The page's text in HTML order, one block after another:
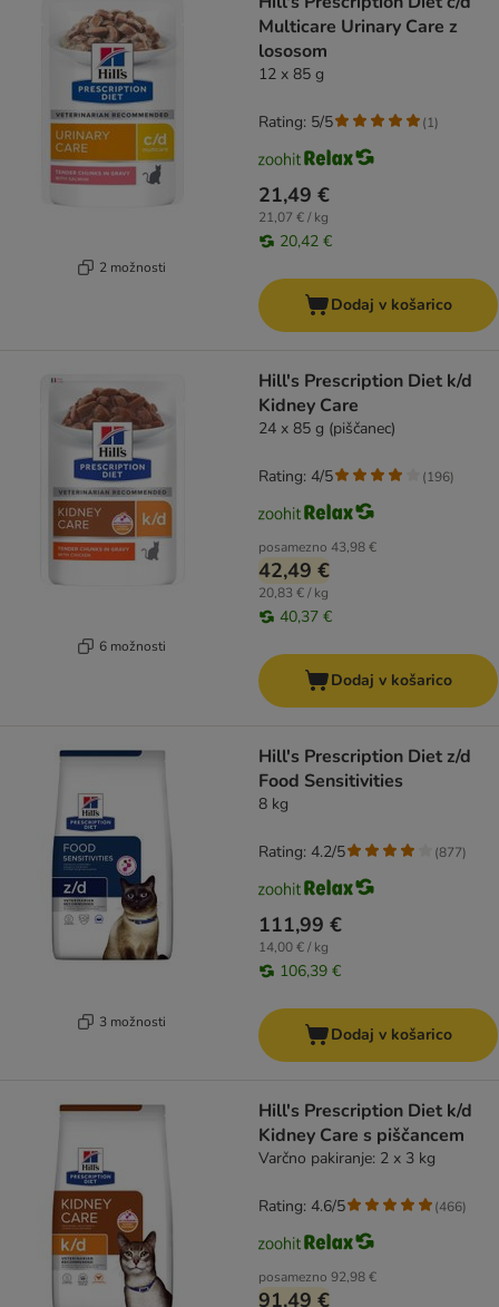
2 možnosti
Multicare Urinary Care z
lososom
12 x 85 g
21,49 €
21,07 € / kg
20,42 €
Rating: 5/5 (1)
Dodaj v košarico
6 možnosti
Hill's Prescription Diet k/d
Kidney Care
24 x 85 g (piščanec)
posamezno 43,98 €
42,49 €
20,83 € / kg
40,37 €
Rating: 4/5 (196)
Dodaj v košarico
3 možnosti
Hill's Prescription Diet z/d
Food Sensitivities
8 kg
111,99 €
14,00 € / kg
106,39 €
Rating: 4.2/5 (877)
Dodaj v košarico
Hill's Prescription Diet k/d
Kidney Care s piščancem
Varčno pakiranje: 2 x 3 kg
posamezno 92,98 €
91,49 €
Rating: 4.6/5 (466)